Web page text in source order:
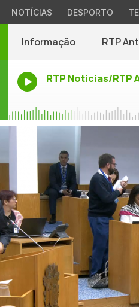
NOTÍCIAS DESPORTO
Informação RTP
RTP Noticias/RTP